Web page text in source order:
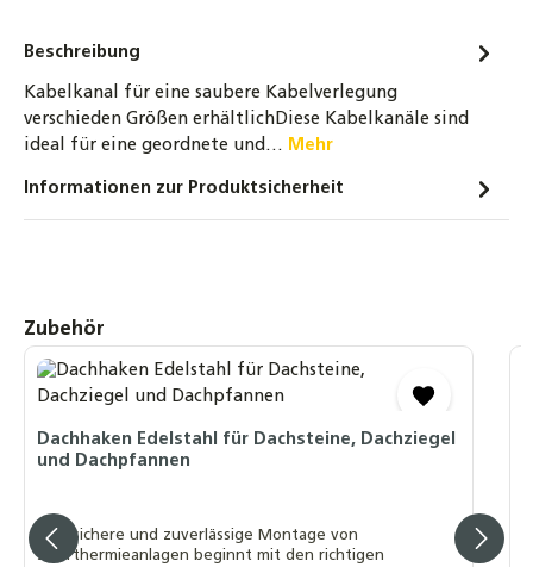
Beschreibung
Kabelkanal für eine saubere Kabelverlegung
verschieden Größen erhältlichDiese Kabelkanäle sind
ideal für eine geordnete und… Mehr
Informationen zur Produktsicherheit
Produktgalerie überspringen
Zubehör
Dachhaken Edelstahl für Dachsteine, Dachziegel
und Dachpfannen
Eine sichere und zuverlässige Montage von
Solarthermieanlagen beginnt mit den richtigen